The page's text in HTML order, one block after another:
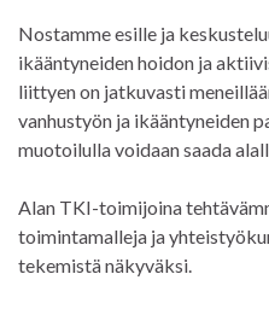
Nostamme esille ja
ikääntyneiden hoidon ja
liittyen on jatkuvasti
vanhustyön ja ikääntyneiden
muotoilulla voidaan saada
Alan TKI-toimijoina
toimintamalleja ja
tekemistä näkyväksi.